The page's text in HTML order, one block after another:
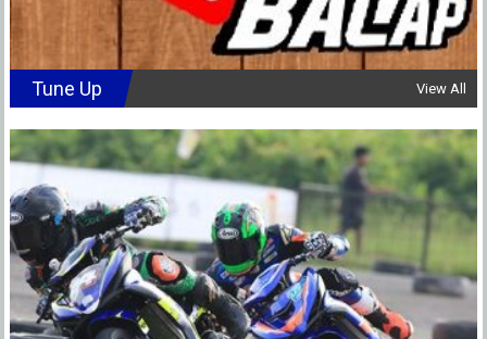
Tune Up View All